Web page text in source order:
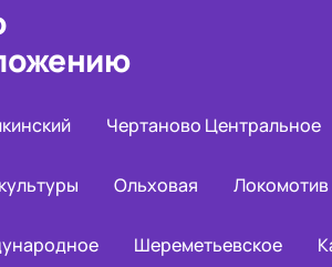
Чертаново Центральное
Ольховая Локомотив
Шереметьевское